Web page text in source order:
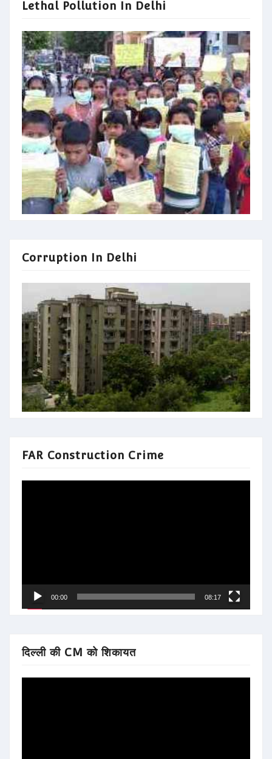
Lethal Pollution In Delhi
Corruption In Delhi
FAR Construction Crime
00:00 08:17
दिल्ली की CM को शिकायत